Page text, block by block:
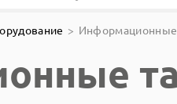
Информационные